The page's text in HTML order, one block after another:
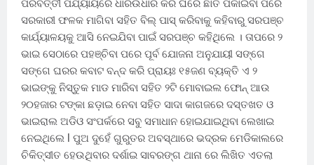
ପରବର୍ତ୍ତୀ ପର୍ଯ୍ୟାୟରେ ଧାରଉଧାର କରି ଘରେ ଛାତ ପକାଇବା ପରେ
ସରକାରୀ ଫଳକ ମାଗିବା ସହିତ ବିଲ୍‌ ପାସ୍ କରିବାକୁ କହିବାରୁ ସରପଞ୍ଚ
କାର୍ଯ୍ୟାଳୟକୁ ଆସି ନେଇଯିବା ପାଇଁ ସରପଞ୍ଚ କହିଥିଲେ । ତାପରେ ୨
ଭାଇ ସେଠାରେ ପହଞ୍ଚିବା ପରେ ପୂର୍ବ ଯୋଜନା ଅନୁଯାୟୀ ସଙ୍ଗେ
ସଙ୍ଗେ ଘରର କବାଟ ବନ୍ଦ କରି ପ୍ରାୟଃ ୧୫ଜଣ ବ୍ୟକ୍ତି ଏ ୨
ଭାଇଙ୍କୁ ନିସ୍ତୁକ ମାଡ ମାରିବା ସହିତ ୨ଟି ମୋବାଇଲ ଫୋନ୍ ଆଉ
୨୦ହଜାର ଟଙ୍କା ଛଡ଼ାଇ ନେବା ସହିତ ସାଦା କାଗଜରେ ଦସ୍ତଖତ ଓ
ଭାଇରାଲ ଅଡିଓ ସଂପର୍କରେ ସବୁ ସମାଧାନ ହୋଇଯାଇଥିବା ଲେଖାଇ
ନେଇଥିଲେ l ପୁଅ ଦୁହେଁ ଗୁରୁତର ଅବସ୍ଥାରେ ଭଦ୍ରକ ମେଡିକାଲରେ
ଚିକିତ୍ସୀତ ହେଉଥିବାର ଦର୍ଶାଇ ସାବରଙ୍ଗ ଥାନା ରେ ଲିଖିତ ଏତଲା